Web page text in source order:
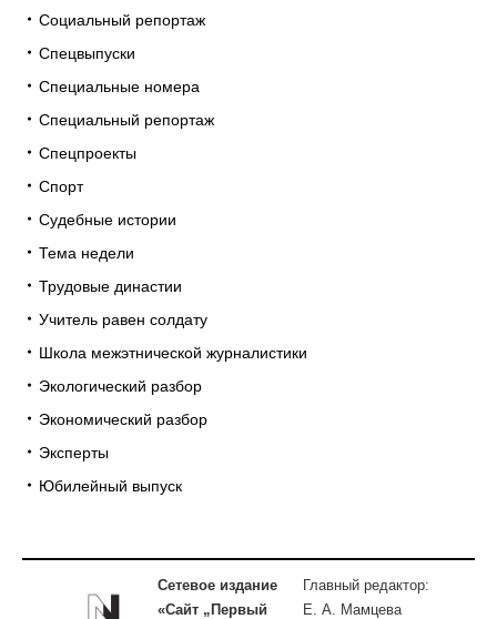
Социальный репортаж
Спецвыпуски
Специальные номера
Специальный репортаж
Спецпроекты
Спорт
Судебные истории
Тема недели
Трудовые династии
Учитель равен солдату
Школа межэтнической журналистики
Экологический разбор
Экономический разбор
Эксперты
Юбилейный выпуск
Сетевое издание
«Сайт „Первый
Главный редактор:
Е. А. Мамцева